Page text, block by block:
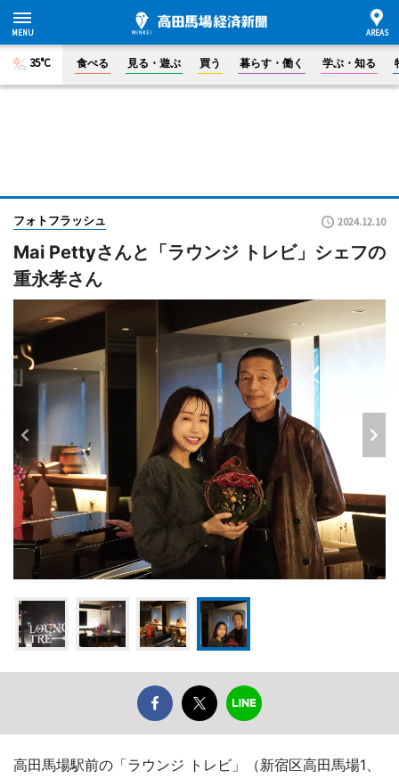
35°C 食べる 見る・遊ぶ 買う 暮らす・働く 学ぶ・知る
フォトフラッシュ 2024.12.10
Mai Pettyさんと「ラウンジ トレビ」シェフの
重永孝さん
高田馬場駅前の「ラウンジ トレビ」（新宿区高田馬場1、